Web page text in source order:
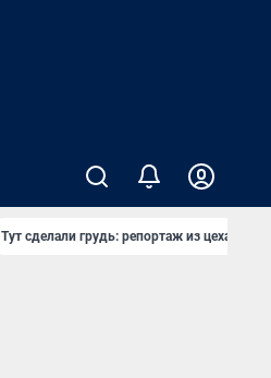
Тут сделали грудь: репортаж из цеха